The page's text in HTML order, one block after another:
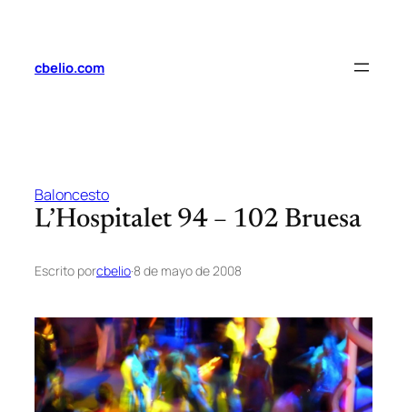
contenido
cbelio.com
Baloncesto
L’Hospitalet 94 – 102 Bruesa
Escrito porcbelio·8 de mayo de 2008